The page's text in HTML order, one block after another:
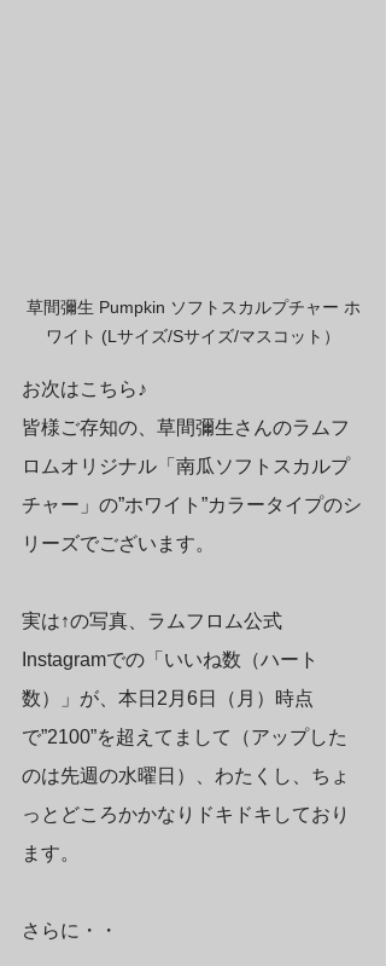
草間彌生 Pumpkin ソフトスカルプチャー ホ
ワイト (Lサイズ/Sサイズ/マスコット）
お次はこちら♪
皆様ご存知の、草間彌生さんのラムフ
ロムオリジナル「南瓜ソフトスカルプ
チャー」の”ホワイト”カラータイプのシ
リーズでございます。
実は↑の写真、ラムフロム公式
Instagramでの「いいね数（ハート
数）」が、本日2月6日（月）時点
で”2100”を超えてまして（アップした
のは先週の水曜日）、わたくし、ちょ
っとどころかかなりドキドキしており
ます。
さらに・・